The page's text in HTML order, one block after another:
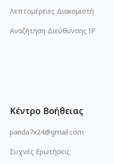
Λεπτομέρειες Διακομιστή
Αναζήτηση Διεύθυνσης IP
Κέντρο Βοήθειας
panda7x24@gmail.com
Συχνές Ερωτήσεις